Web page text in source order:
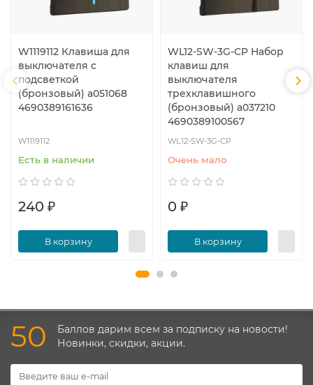
W1119112 Клавиша для
выключателя c
подсветкой
(бронзовый) a051068
4690389161636
W1119112
Есть в наличии
240 ₽
В корзину
WL12-SW-3G-CP Набор
клавиш для
выключателя
трехклавишного
(бронзовый) a037210
4690389100567
WL12-SW-3G-CP
Очень мало
0 ₽
В корзину
50
Баллов дарим всем за подписку на новости!
Новинки, скидки, акции.